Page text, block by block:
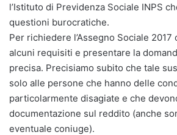
l’Istituto di Previdenza Sociale INPS
questioni burocratiche.
Per richiedere l’Assegno Sociale
alcuni requisiti e presentare la
precisa. Precisiamo subito che tale
solo alle persone che hanno delle
particolarmente disagiate e che
documentazione sul reddito (anche
eventuale coniuge).